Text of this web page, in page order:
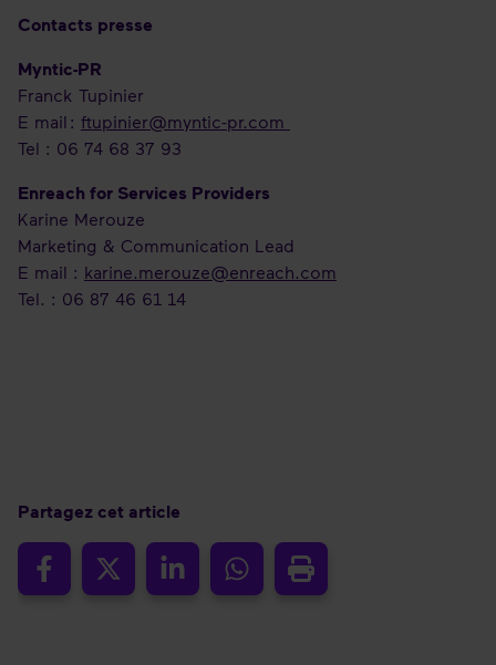
Contacts presse
Myntic-PR
Franck Tupinier
E mail : ftupinier@myntic-pr.com
Tel : 06 74 68 37 93
Enreach for Services Providers
Karine Merouze
Marketing & Communication Lead
E mail : karine.merouze@enreach.com
Tel. : 06 87 46 61 14
Partagez cet article